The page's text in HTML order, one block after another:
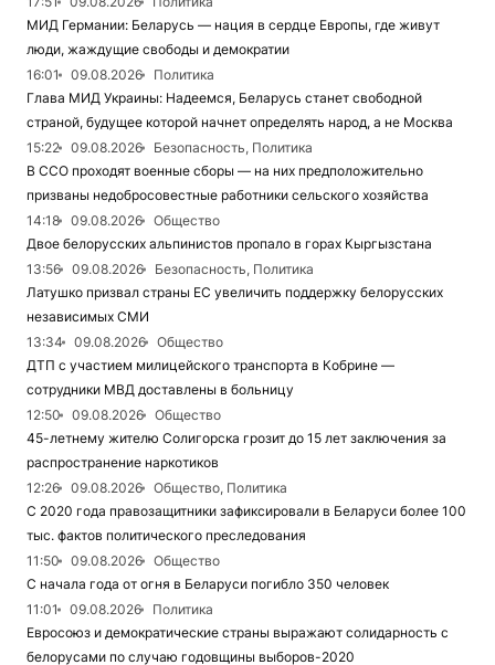
МИД Германии: Беларусь — нация в сердце Европы, где живут
люди, жаждущие свободы и демократии
16:01
09.08.2026
Политика
Глава МИД Украины: Надеемся, Беларусь станет свободной
страной, будущее которой начнет определять народ, а не Москва
15:22
09.08.2026
Безопасность, Политика
В ССО проходят военные сборы — на них предположительно
призваны недобросовестные работники сельского хозяйства
14:18
09.08.2026
Общество
Двое белорусских альпинистов пропало в горах Кыргызстана
13:56
09.08.2026
Безопасность, Политика
Латушко призвал страны ЕС увеличить поддержку белорусских
независимых СМИ
13:34
09.08.2026
Общество
ДТП с участием милицейского транспорта в Кобрине —
сотрудники МВД доставлены в больницу
12:50
09.08.2026
Общество
45-летнему жителю Солигорска грозит до 15 лет заключения за
распространение наркотиков
12:26
09.08.2026
Общество, Политика
С 2020 года правозащитники зафиксировали в Беларуси более 100
тыс. фактов политического преследования
11:50
09.08.2026
Общество
С начала года от огня в Беларуси погибло 350 человек
11:01
09.08.2026
Политика
Евросоюз и демократические страны выражают солидарность с
белорусами по случаю годовщины выборов-2020